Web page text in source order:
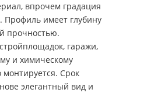
впрочем градация
Профиль имеет глубину
прочностью.
гаражи,
и химическому
Срок
элегантный вид и